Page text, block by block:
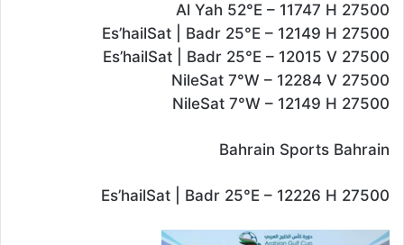
Al Yah 52°E – 11747 H 27500
Es’hailSat | Badr 25°E – 12149 H 27500
Es’hailSat | Badr 25°E – 12015 V 27500
NileSat 7°W – 12284 V 27500
NileSat 7°W – 12149 H 27500
Bahrain Sports Bahrain
Es’hailSat | Badr 25°E – 12226 H 27500